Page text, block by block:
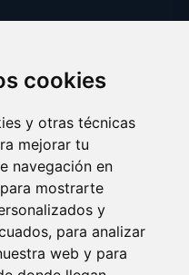
cookies
y otras técnicas
mejorar tu
navegación en
mostrarte
y
para analizar
web y para